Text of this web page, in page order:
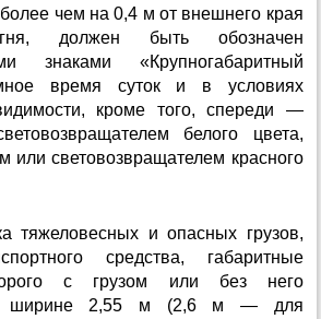
чем на 0,4 м от внешнего края
должен быть обозначен
знаками «Крупногабаритный
время суток и в условиях
кроме того, спереди —
белого цвета,
световозвращателем красного
тяжеловесных и опасных грузов,
средства, габаритные
с грузом или без него
ширине 2,55 м (2,6 м — для